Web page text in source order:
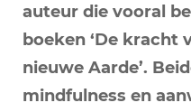
auteur die vooral
boeken ‘De kracht
nieuwe Aarde’.
mindfulness en